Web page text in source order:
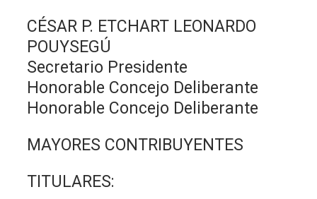
CÉSAR P. ETCHART LEONARDO
POUYSEGÚ
Secretario Presidente
Honorable Concejo Deliberante
Honorable Concejo Deliberante
MAYORES CONTRIBUYENTES
TITULARES: